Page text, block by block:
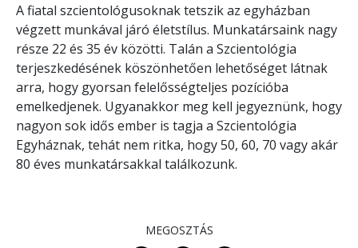
A fiatal szcientológusoknak tetszik az egyházban
végzett munkával járó életstílus. Munkatársaink nagy
része 22 és 35 év közötti. Talán a Szcientológia
terjeszkedésének köszönhetően lehetőséget látnak
arra, hogy gyorsan felelősségteljes pozícióba
emelkedjenek. Ugyanakkor meg kell jegyeznünk, hogy
nagyon sok idős ember is tagja a Szcientológia
Egyháznak, tehát nem ritka, hogy 50, 60, 70 vagy akár
80 éves munkatársakkal találkozunk.
MEGOSZTÁS